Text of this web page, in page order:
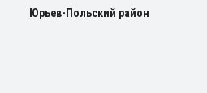
Юрьев-Польский район